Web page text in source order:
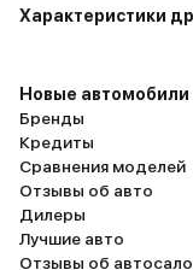
Характеристики
Новые автомобили
Бренды
Кредиты
Сравнения моделей
Отзывы об авто
Дилеры
Лучшие авто
Отзывы об